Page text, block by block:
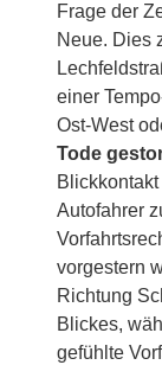
Frage der
Neue. Dies
einer
Ost-West
Tode
Autofahrer
vorgestern
Richtung
Blickes,
gefühlte